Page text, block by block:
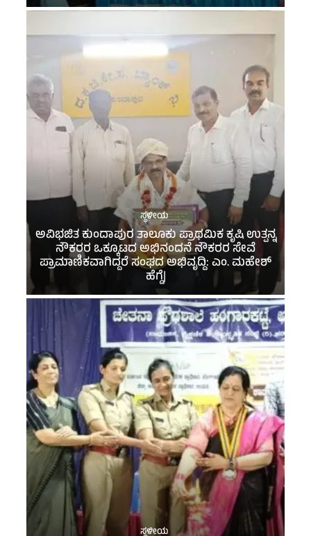
ಸ್ಥಳೀಯ
ಅವಿಭಜಿತ ಕುಂದಾಪುರ ತಾಲೂಕು ಪ್ರಾಥಮಿಕ ಕೃಷಿ ಉತ್ಪನ್ನ
ನೌಕರರ ಒಕ್ಕೂಟದ ಅಭಿನಂದನೆ ನೌಕರರ ಸೇವೆ
ಪ್ರಾಮಾಣಿಕವಾಗಿದ್ದರೆ ಸಂಘದ ಅಭಿವೃದ್ದಿ: ಎಂ. ಮಹೇಶ್
ಹೆಗ್ಡೆ|
ಸ್ಥಳೀಯ